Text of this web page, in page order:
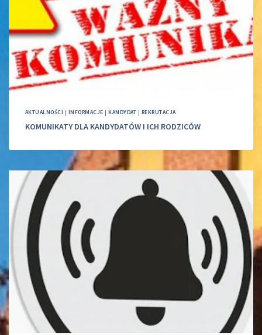
AKTUALNOŚCI | INFORMACJE |KANDYDAT | REKRUTACJA
KOMUNIKATY DLA KANDYDATÓW I ICH RODZICÓW